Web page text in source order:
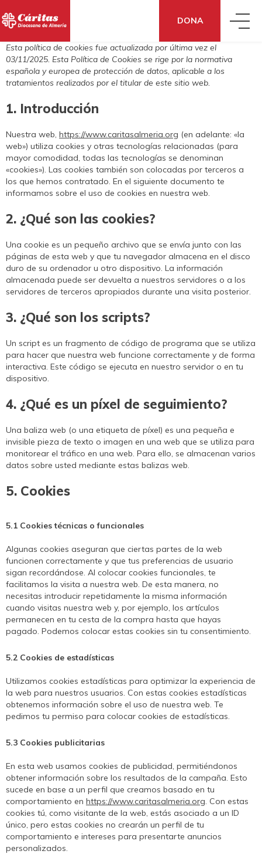
DONA
BUSCADOR
ACCESO PARA USUARIOS
QUIÉNES SOMOS
CONOCE CÁRITAS
DÓNDE ESTAMOS
CÓMO NOS FINANCIAMOS
QUÉ HACEMOS
ACCIÓN SOCIAL
EMPLEO
COOPERACIÓN INTERNACIONAL
EMERGENCIAS
QUÉ DECIMOS
NOTICIAS
BLOG
CAMPAÑAS
PUBLICACIONES
QUÉ PUEDES HACER TÚ
DONA
HAZTE VOLUNTARIO
ENTIDADES SOLIDARIAS
HERENCIAS Y LEGADOS
OTRAS FORMAS DE COLABORAR
TE AYUDAMOS
NECESITAS APOYO
CANAL DE DENUNCIA
DONA
Esta política de cookies fue actualizada por última vez el
03/11/2025. Esta Política de Cookies se rige por la normativa
española y europea de protección de datos, aplicable a los
tratamientos realizados por el titular de este sitio web.
1. Introducción
Nuestra web, https://www.caritasalmeria.org (en adelante: «la
web») utiliza cookies y otras tecnologías relacionadas (para
mayor comodidad, todas las tecnologías se denominan
«cookies»). Las cookies también son colocadas por terceros a
los que hemos contratado. En el siguiente documento te
informamos sobre el uso de cookies en nuestra web.
2. ¿Qué son las cookies?
Una cookie es un pequeño archivo que se envía junto con las
páginas de esta web y que tu navegador almacena en el disco
duro de su ordenador u otro dispositivo. La información
almacenada puede ser devuelta a nuestros servidores o a los
servidores de terceros apropiados durante una visita posterior.
3. ¿Qué son los scripts?
Un script es un fragmento de código de programa que se utiliza
para hacer que nuestra web funcione correctamente y de forma
interactiva. Este código se ejecuta en nuestro servidor o en tu
dispositivo.
4. ¿Qué es un píxel de seguimiento?
Una baliza web (o una etiqueta de píxel) es una pequeña e
invisible pieza de texto o imagen en una web que se utiliza para
monitorear el tráfico en una web. Para ello, se almacenan varios
datos sobre usted mediante estas balizas web.
5. Cookies
5.1 Cookies técnicas o funcionales
Algunas cookies aseguran que ciertas partes de la web
funcionen correctamente y que tus preferencias de usuario
sigan recordándose. Al colocar cookies funcionales, te
facilitamos la visita a nuestra web. De esta manera, no
necesitas introducir repetidamente la misma información
cuando visitas nuestra web y, por ejemplo, los artículos
permanecen en tu cesta de la compra hasta que hayas
pagado. Podemos colocar estas cookies sin tu consentimiento.
5.2 Cookies de estadísticas
Utilizamos cookies estadísticas para optimizar la experiencia de
la web para nuestros usuarios. Con estas cookies estadísticas
obtenemos información sobre el uso de nuestra web. Te
pedimos tu permiso para colocar cookies de estadísticas.
5.3 Cookies publicitarias
En esta web usamos cookies de publicidad, permitiéndonos
obtener información sobre los resultados de la campaña. Esto
sucede en base a un perfil que creamos basado en tu
comportamiento en https://www.caritasalmeria.org. Con estas
cookies tú, como visitante de la web, estás asociado a un ID
único, pero estas cookies no crearán un perfil de tu
comportamiento e intereses para presentarte anuncios
personalizados.